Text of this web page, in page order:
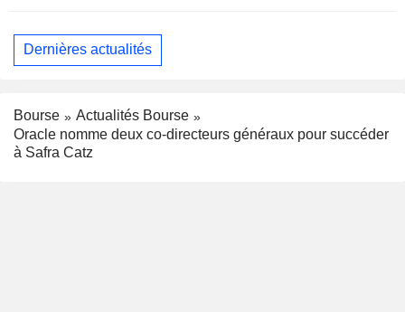
Dernières actualités
Bourse
Actualités Bourse
Oracle nomme deux co-directeurs généraux pour succéder
à Safra Catz